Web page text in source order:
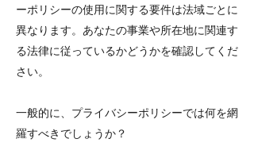
ーポリシーの使用に関する要件は法域ごとに
異なります。あなたの事業や所在地に関連す
る法律に従っているかどうかを確認してくだ
さい。
一般的に、プライバシーポリシーでは何を網
羅すべきでしょうか？